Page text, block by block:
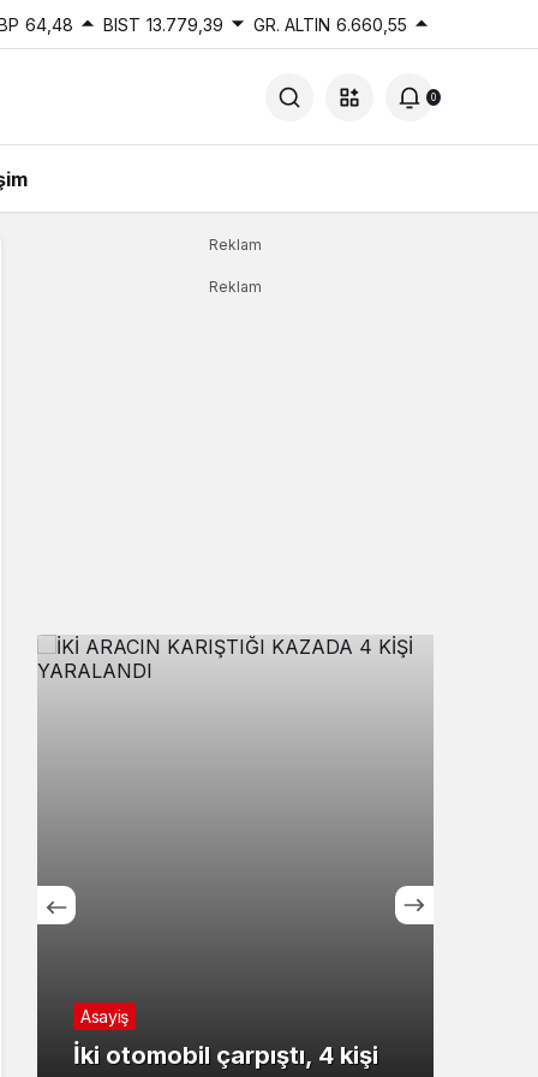
64,48 BIST 13.779,39 GR. ALTIN 6.660,55
0
Reklam
Reklam
Asayiş
İki otomobil çarpıştı, 4 kişi